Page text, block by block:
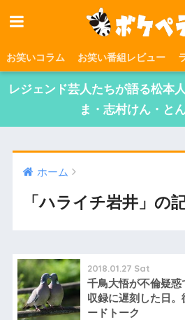
お笑いコラム お笑い番組レビュー
レジェンド芸人たちが語る松本
ま・志村けん・と
ホーム
「ハライチ岩井」の
2018.01.27 Sat
千鳥大悟が不倫疑
収録に遅刻した日
ードトーク